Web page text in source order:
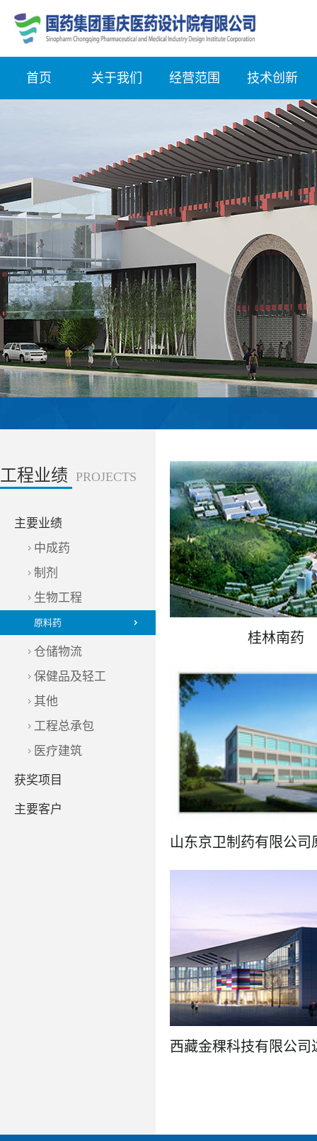
首页 关于我们 经营范围 技术创新
工程业绩 PROJECTS
主要业绩
中成药
制剂
生物工程
原料药
仓储物流
保健品及轻工
其他
工程总承包
医疗建筑
获奖项目
主要客户
桂林南药
了解更多
了解更多